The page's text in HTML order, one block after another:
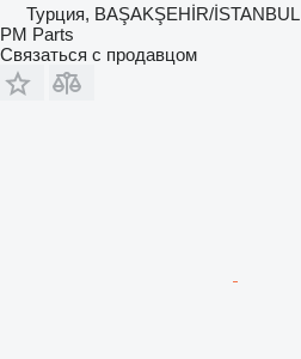
Турция, BAŞAKŞEHİR/İSTANBUL
PM Parts
Связаться с продавцом